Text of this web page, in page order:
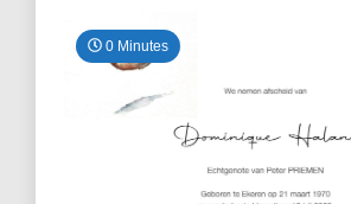
0 Minutes